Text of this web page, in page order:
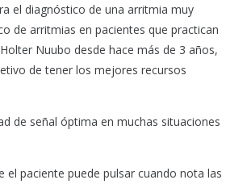
el diagnóstico de una arritmia muy
de arritmias en pacientes que practican
Nuubo desde hace más de 3 años,
de tener los mejores recursos
de señal óptima en muchas situaciones
el paciente puede pulsar cuando nota las